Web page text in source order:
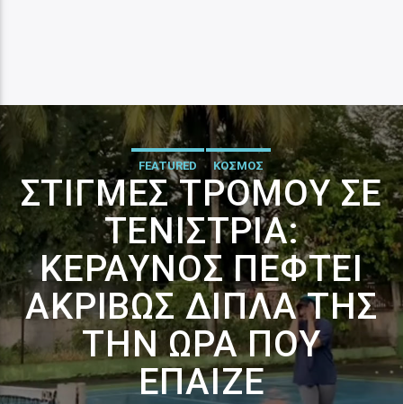
FEATURED ΚΟΣΜΟΣ
ΣΤΙΓΜΈΣ ΤΡΌΜΟΥ ΣΕ
ΤΕΝΊΣΤΡΙΑ:
ΚΕΡΑΥΝΌΣ ΠΈΦΤΕΙ
ΑΚΡΙΒΏΣ ΔΊΠΛΑ ΤΗΣ
ΤΗΝ ΏΡΑ ΠΟΥ
ΈΠΑΙΖΕ